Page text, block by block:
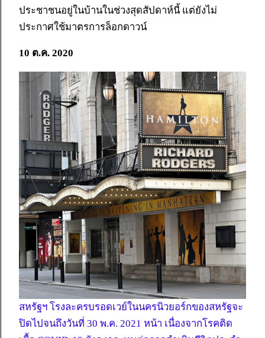
ประชาชนอยู่ในบ้านในช่วงสุดสัปดาห์นี้ แต่ยังไม่
ประกาศใช้มาตรการล็อกดาวน์
10 ต.ค. 2020
สหรัฐฯ โรงละครบรอดเวย์ในนครนิวยอร์กของสหรัฐจะ
ปิดไปจนถึงวันที่ 30 พ.ค. 2021 หน้า เนื่องจากโรคติด